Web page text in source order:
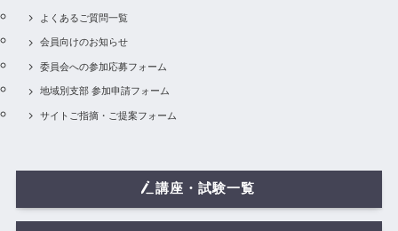
よくあるご質問一覧
会員向けのお知らせ
委員会への参加応募フォーム
地域別支部 参加申請フォーム
サイトご指摘・ご提案フォーム
講座・試験一覧